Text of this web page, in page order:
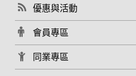
業夥伴處取得個人資料。
當客戶在本網站註冊時，我們
身份證字號、電子郵件、出生
當您註冊成功，並登入使用我
料。註冊時，本網站取得您的
號、電子郵件、出生日期、性
優惠與活動
會員專區
同業專區